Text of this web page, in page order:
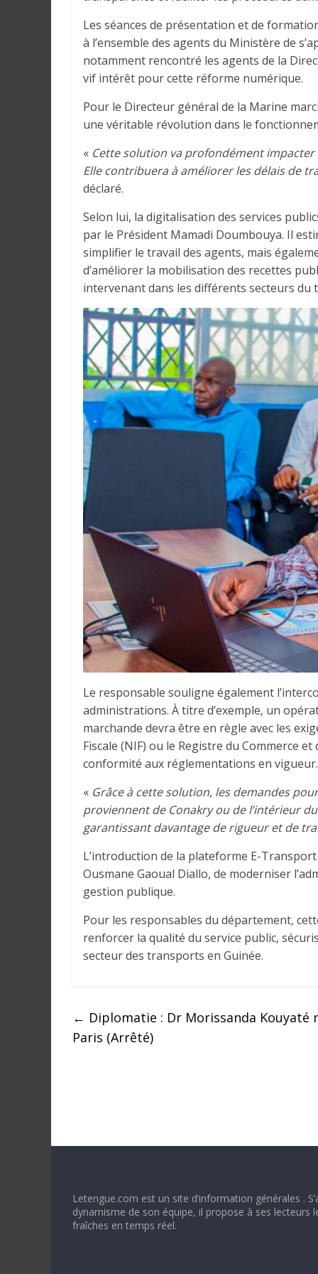
Les séances de présentation et de
à l’ensemble des agents du Ministère de
notamment rencontré les agents de la
vif intérêt pour cette réforme numérique.
Pour le Directeur général de la Marine
une véritable révolution dans le
« Cette solution va profondément
Elle contribuera à améliorer les délais de
déclaré.
Selon lui, la digitalisation des services
par le Président Mamadi Doumbouya. Il
simplifier le travail des agents, mais
d’améliorer la mobilisation des recettes
intervenant dans les différents secteurs du
Le responsable souligne également
administrations. À titre d’exemple, un
marchande devra être en règle avec les
Fiscale (NIF) ou le Registre du Commerce
conformité aux réglementations en vigueur.
« Grâce à cette solution, les demandes
proviennent de Conakry ou de l’intérieur
garantissant davantage de rigueur et de
L’introduction de la plateforme E-
Ousmane Gaoual Diallo, de moderniser
gestion publique.
Pour les responsables du département,
renforcer la qualité du service public,
secteur des transports en Guinée.
← Diplomatie : Dr Morissanda Kouyaté
Paris (Arrêté)
Letengue.com est un site d’information générales .
dynamisme de son équipe, il propose à ses lecteurs
fraîches en temps réel.